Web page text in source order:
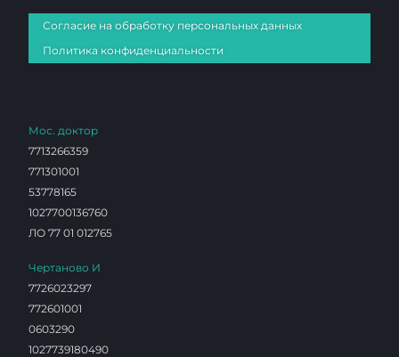
Согласие на обработку персональных данных
Политика конфиденциальности
Мос. доктор
7713266359
771301001
53778165
1027700136760
ЛО 77 01 012765
Чертаново И
7726023297
772601001
0603290
1027739180490